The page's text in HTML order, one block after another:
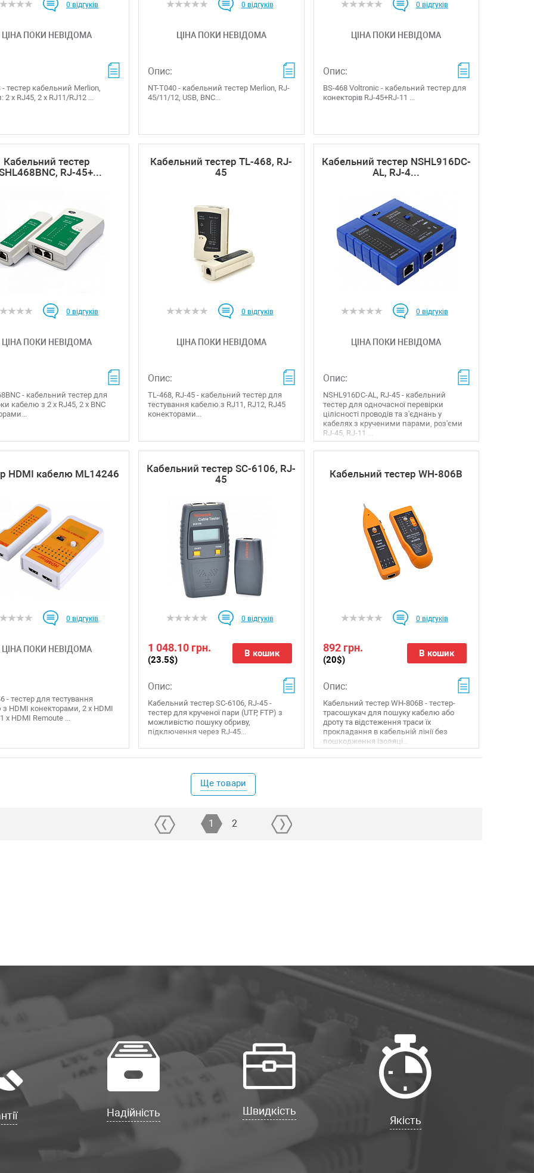
0 відгуків
ЦІНА ПОКИ НЕВІДОМА
- тестер кабельний Merlion,
2 x RJ45, 2 x RJ11/RJ12 ...
0 відгуків
ЦІНА ПОКИ НЕВІДОМА
Опис:
NT-T040 - кабельний тестер Merlion, RJ-
45/11/12, USB, BNC...
0 відгуків
ЦІНА ПОКИ НЕВІДОМА
Опис:
BS-468 Voltronic - кабельний тестер для
конекторів RJ-45+RJ-11 ...
Кабельний тестер
RJ-45+...
0 відгуків
ЦІНА ПОКИ НЕВІДОМА
- кабельний тестер для
кабелю з 2 x RJ45, 2 x BNC
Кабельний тестер TL-468, RJ-
45
0 відгуків
ЦІНА ПОКИ НЕВІДОМА
Опис:
TL-468, RJ-45 - кабельний тестер для
тестування кабелю з RJ11, RJ12, RJ45
конекторами...
Кабельний тестер NSHL916DC-
AL, RJ-4...
0 відгуків
ЦІНА ПОКИ НЕВІДОМА
Опис:
NSHL916DC-AL, RJ-45 - кабельний
тестер для одночасної перевірки
цілісності проводів та з'єднань у
кабелях з крученими парами, роз'єми
RJ-45, RJ-11 ...
HDMI кабелю ML14246
0 відгуків
ЦІНА ПОКИ НЕВІДОМА
- тестер для тестування
HDMI конекторами, 2 x HDMI
x HDMI Remoute ...
Кабельний тестер SC-6106, RJ-
45
0 відгуків
1 048.10 грн.
(23.5$)
В кошик
Опис:
Кабельний тестер SC-6106, RJ-45 -
тестер для крученої пари (UTP, FTP) з
можливістю пошуку обриву,
підключення через RJ-45...
Кабельний тестер WH-806B
0 відгуків
892 грн.
(20$)
В кошик
Опис:
Кабельний тестер WH-806B - тестер-
трасошукач для пошуку кабелю або
дроту та відстеження траси їх
прокладання в кабельній лінії без
пошкодження ізоляці...
Ще товари
1 2
Надійність Швидкість
Якість